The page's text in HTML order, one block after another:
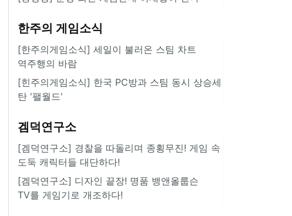
한주의 게임소식
[한주의게임소식] 세일이 불러온 스팀 차트
역주행의 바람
[힌주의게임소식] 한국 PC방과 스팀 동시 상승세
탄 '팰월드'
겜덕연구소
[겜덕연구소] 경찰을 따돌리며 종횡무진! 게임 속
도둑 캐릭터들 대단하다!
[겜덕연구소] 디자인 끝장! 명품 뱅앤올룹슨
TV를 게임기로 개조하다!